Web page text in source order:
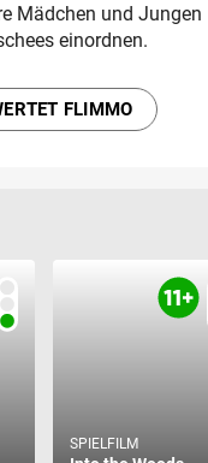
Mädchen und
einordnen.
FLIMMO
SPIELFILM